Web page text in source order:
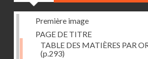
Première image
PAGE DE TITRE
TABLE DES MATIÈRES PAR
(p.293)